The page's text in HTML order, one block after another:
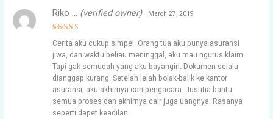
out of 5
Riko … (verified owner) March 27, 2019
Cerita aku cukup simpel. Orang tua aku punya asuransi
jiwa, dan waktu beliau meninggal, aku mau ngurus klaim.
Tapi gak semudah yang aku bayangin. Dokumen selalu
dianggap kurang. Setelah lelah bolak-balik ke kantor
asuransi, aku akhirnya cari pengacara. Justitia bantu
semua proses dan akhirnya cair juga uangnya. Rasanya
seperti dapet keadilan.